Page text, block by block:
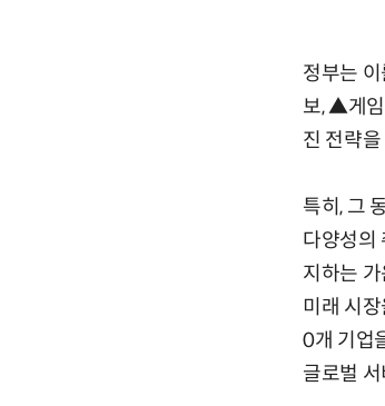
정부는
보, ▲게
진 전략
특히, 그
다양성의
지하는
미래 시
0개 기업
글로벌